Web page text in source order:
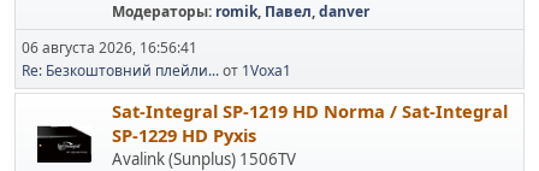
Модераторы: romik, Павел,danver
06 августа 2026, 16:56:41
Re: Безкоштовний плейли...от 1Voxa1
Sat-Integral SP-1219 HD Norma / Sat-Integral
SP-1229 HD Pyxis
Avalink (Sunplus) 1506TV